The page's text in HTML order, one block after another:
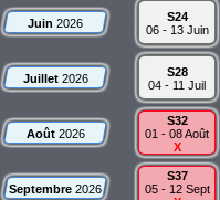
Juin 2026
S24
06 - 13 Juin
Juillet2026
S28
04 - 11 Juil
Août2026
S32
01 - 08 Août
X
Septembre 2026
S37
05 - 12 Sept